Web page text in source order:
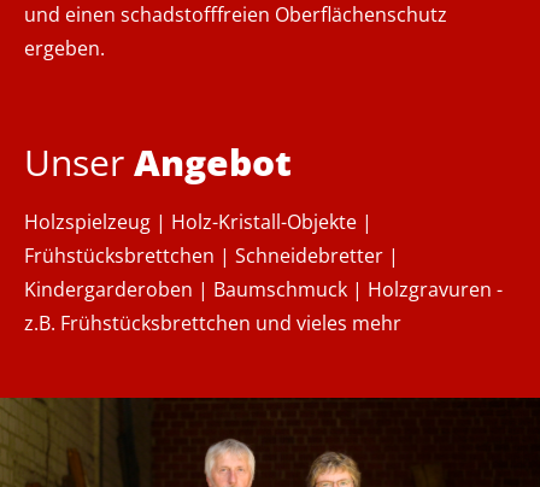
und einen schadstofffreien Oberflächenschutz
ergeben.
UnserAngebot
Holzspielzeug | Holz-Kristall-Objekte |
Frühstücksbrettchen | Schneidebretter |
Kindergarderoben | Baumschmuck | Holzgravuren -
z.B. Frühstücksbrettchen und vieles mehr